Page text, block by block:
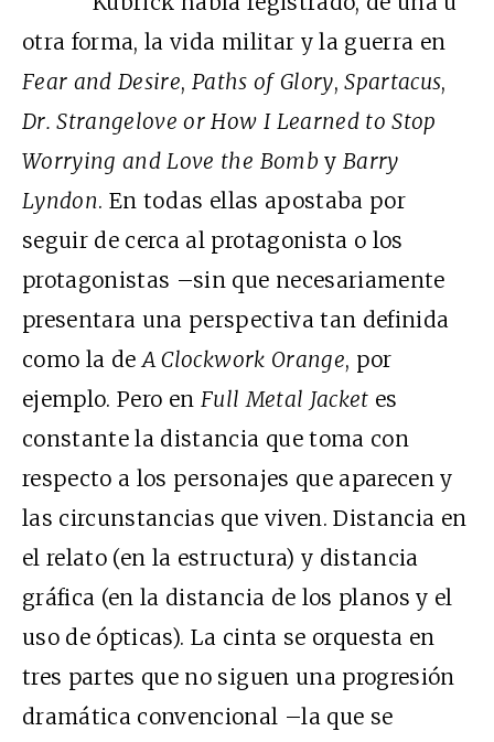
otra forma, la vida militar y la guerra en
Fear and Desire, Paths of Glory,Spartacus,
Dr. Strangelove or How I Learned to Stop
Worrying and Love the Bomb y Barry
Lyndon. En todas ellas apostaba por
seguir de cerca al protagonista o los
protagonistas –sin que necesariamente
presentara una perspectiva tan definida
como la deA Clockwork Orange, por
ejemplo. Pero en Full Metal Jacket es
constante la distancia que toma con
respecto a los personajes que aparecen y
las circunstancias que viven. Distancia en
el relato (en la estructura) y distancia
gráfica (en la distancia de los planos y el
uso de ópticas). La cinta se orquesta en
tres partes que no siguen una progresión
dramática convencional –la que se